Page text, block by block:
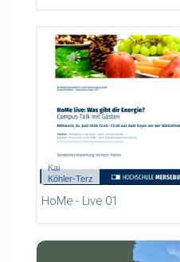
Kai
Köhler-Terz
HoMe - Live 01
31:31 duration